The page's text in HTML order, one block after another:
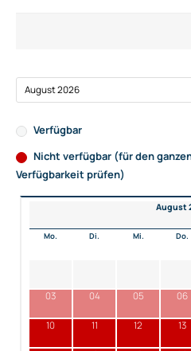
Verfügbar
Nicht verfügbar (für den
Verfügbarkeit prüfen)
August
Mo. Di. Mi. Do.
03 04 05 06
10 11 12 13